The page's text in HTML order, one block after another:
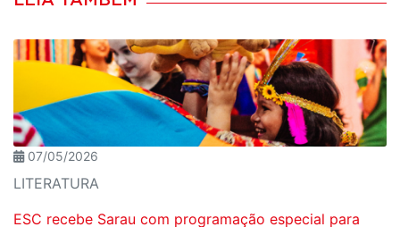
07/05/2026
LITERATURA
ESC recebe Sarau com programação especial para